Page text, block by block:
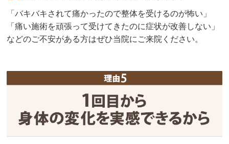
「バキバキされて痛かったので整体を受けるのが怖い」
「痛い施術を頑張って受けてきたのに症状が改善しない」
などのご不安がある方はぜひ当院にご来院ください。